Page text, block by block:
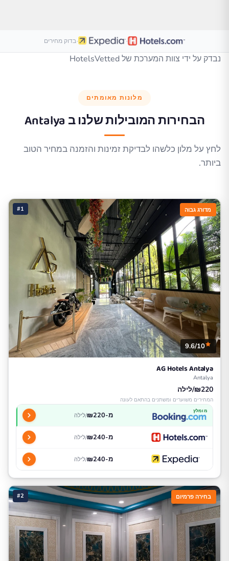
·
·בדוק מחירים
נבדק על ידי צוות המערכת של HotelsVetted
מלונות מאומתים
הבחירות המובילות שלנו ב Antalya
לחץ על מלון כלשהו לבדיקת זמינות והזמנה במחיר הטוב
ביותר.
#1 מדורג גבוה
9.6/10
AG Hotels Antalya
Antalya
₪220/לילה
המחירים משוערים ומשתנים בהתאם לעונה
מומלץ מ-₪220 /לילה
מ-₪240 /לילה
מ-₪240 /לילה
#2 בחירה פרמיום